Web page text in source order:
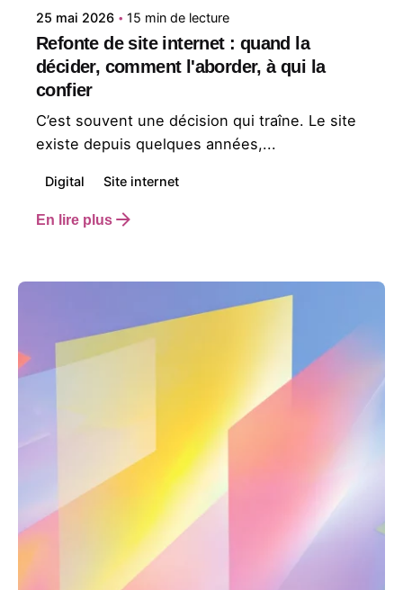
25 mai 2026 15 min de lecture
Refonte de site internet : quand la
décider, comment l'aborder, à qui la
confier
C’est souvent une décision qui traîne. Le site
existe depuis quelques années,...
Digital Site internet
En lire plus